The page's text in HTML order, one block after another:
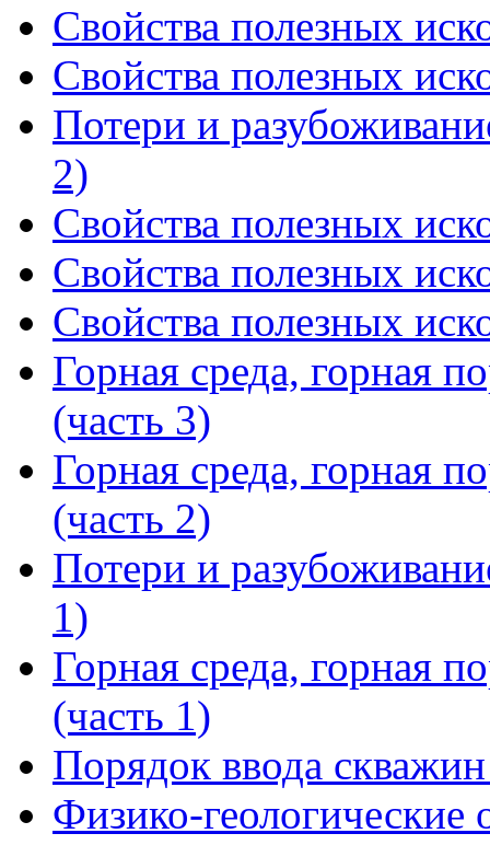
Свойства полезных
Свойства полезных
Потери и
2)
Свойства полезных
Свойства полезных
Свойства полезных
Горная среда, горная
(часть 3)
Горная среда, горная
(часть 2)
Потери и
1)
Горная среда, горная
(часть 1)
Порядок ввода
Физико-